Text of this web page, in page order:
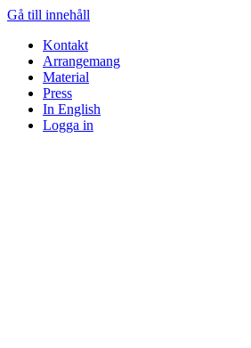
Gå till innehåll
Kontakt
Arrangemang
Material
Press
In English
Logga in